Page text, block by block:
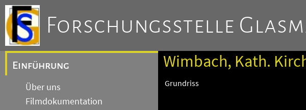
Forschungsstelle
Einführung
Über uns
Filmdokumentation
Wimbach, Kath.
Grundriss